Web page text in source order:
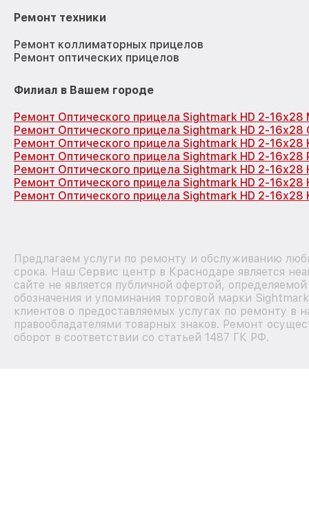
Ремонт техники
Ремонт коллиматорных прицелов
Ремонт оптических прицелов
Филиал в Вашем городе
Ремонт Оптического прицела Sightmark HD 2-16x28
Ремонт Оптического прицела Sightmark HD 2-16x28
Ремонт Оптического прицела Sightmark HD 2-16x28
Ремонт Оптического прицела Sightmark HD 2-
Ремонт Оптического прицела Sightmark HD 2-
Ремонт Оптического прицела Sightmark HD 2-16x28
Ремонт Оптического прицела Sightmark HD 2-16x28
Предлагаем услуги по ремонту и обслуживанию
срока. Наш Сервис центр в Краснодаре является
сайте не является публичной офертой,
обозначения и упоминания торговой марки
клиентов о предоставляемых услугах по ремонту в
правообладателями товарных знаков. Ремонт
оборот в соответствии со статьей 1487 ГК РФ.